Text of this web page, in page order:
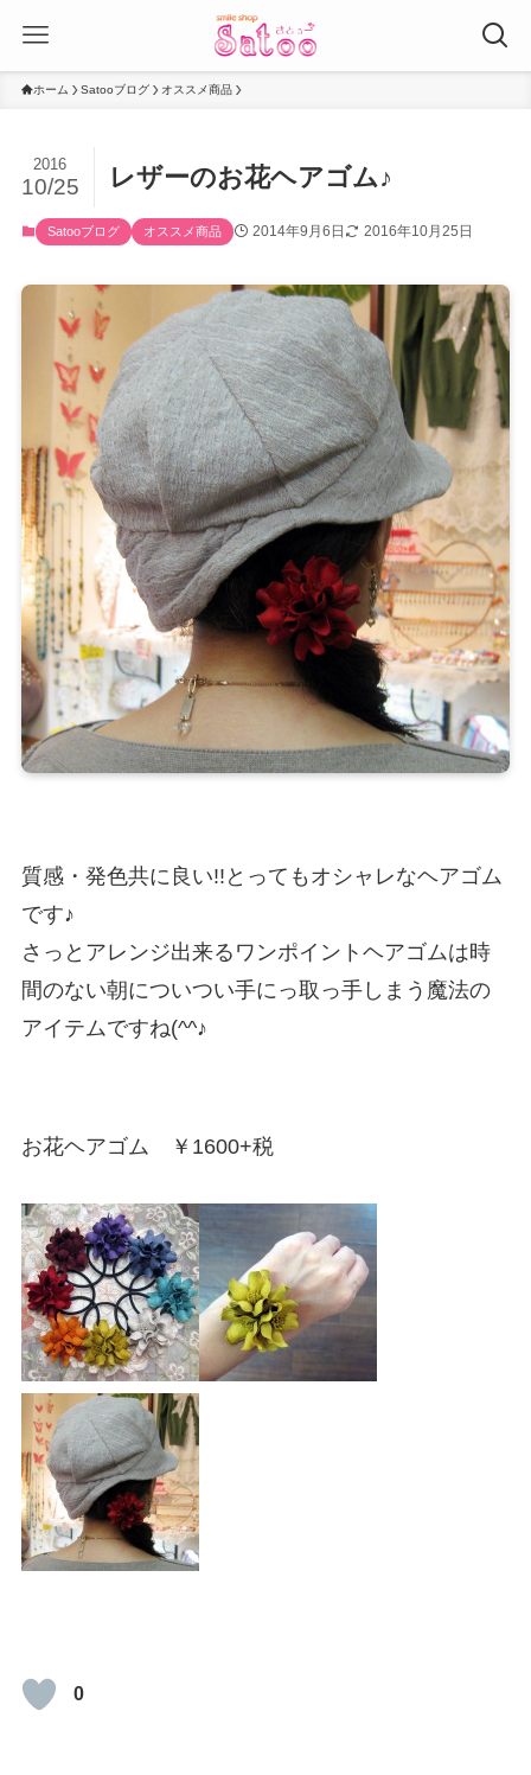
ホーム Satooブログ オススメ商品
レザーのお花ヘアゴム♪
2016
10/25
Satooブログ オススメ商品 2014年9月6日 2016年10月25日
質感・発色共に良い!!とってもオシャレなヘアゴム
です♪
さっとアレンジ出来るワンポイントヘアゴムは時
間のない朝についつい手にっ取っ手しまう魔法の
アイテムですね(^^♪
お花ヘアゴム ￥1600+税
0